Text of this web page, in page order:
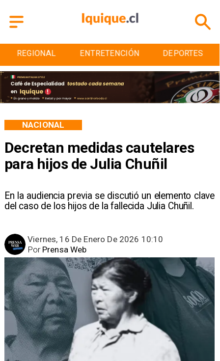
ENTRETENCIÓN DEPORTES CULTURA
Decretan medidas cautelares
para hijos de Julia Chuñil
En la audiencia previa se discutió un elemento clave
del caso de los hijos de la fallecida Julia Chuñil.
NACIONAL
Viernes, 16 De Enero De 2026 10:10
Prensa Web
Por